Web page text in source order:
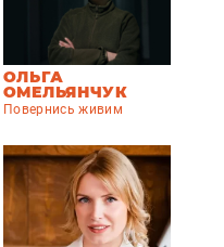
ОЛЬГА
ОМЕЛЬЯНЧУК
Повернись живим